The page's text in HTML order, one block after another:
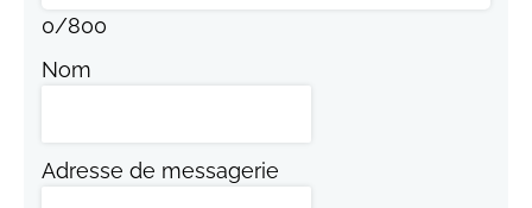
0/800
Nom
Adresse de messagerie